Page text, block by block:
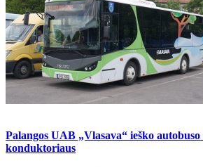
Palangos UAB „Vlasava“ ieško
konduktoriaus